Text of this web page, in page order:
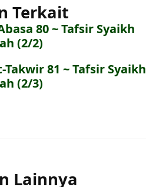
Terkait
80 ~ Tafsir Syaikh
(2/2)
Takwir 81 ~ Tafsir Syaikh
(2/3)
Lainnya